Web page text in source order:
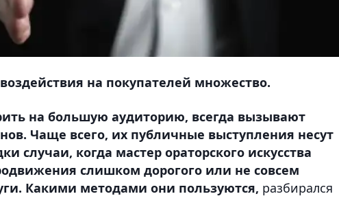
на покупателей множество.
на большую аудиторию, всегда вызывают
Чаще всего, их публичные выступления несут
случаи, когда мастер ораторского искусства
слишком дорогого или не совсем
Какими методами они пользуются, разбирался